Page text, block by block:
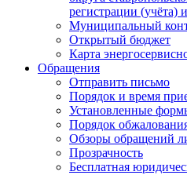
регистрации (учёта)
Муниципальный
Открытый бюджет
Карта
Обращения
Отправить письмо
Порядок и время
Установленные
Порядок
Обзоры обращений
Прозрачность
Бесплатная